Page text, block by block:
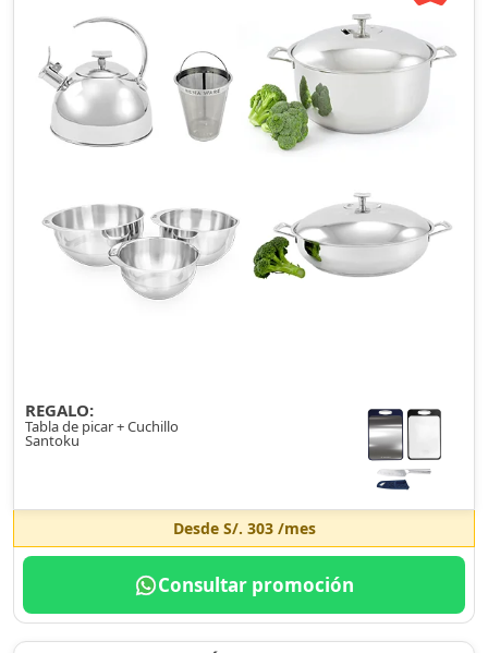
REGALO:
Tabla de picar + Cuchillo
Santoku
Desde S/. 303/mes
Consultar promoción